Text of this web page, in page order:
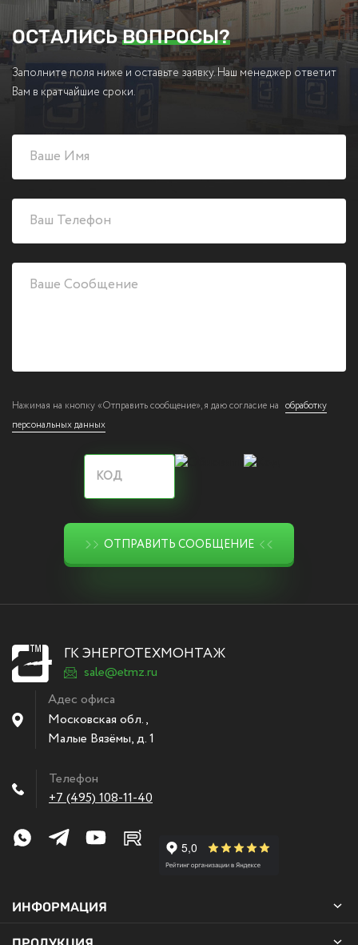
ОСТАЛИСЬВОПРОСЫ?
Заполните поля ниже и оставьте заявку. Наш менеджер ответит
Вам в кратчайшие сроки.
Нажимая на кнопку «Отправить сообщение», я даю согласие на обработку
персональных данных
ОТПРАВИТЬ СООБЩЕНИЕ
ГК ЭНЕРГОТЕХМОНТАЖ
sale@etmz.ru
Адес офиса
Московская обл.,
Малые Вязёмы,д. 1
Телефон
+7 (495) 108-11-40
ИНФОРМАЦИЯ